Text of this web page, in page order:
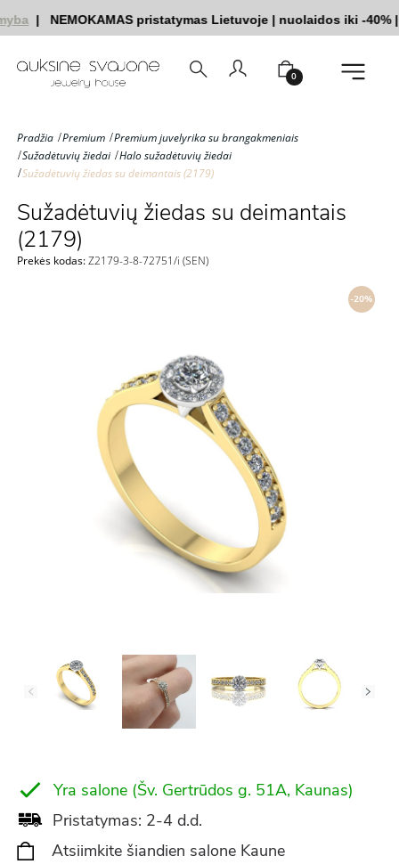
| NEMOKAMAS pristatymas Lietuvoje| nuolaidos iki -40%| |
0
Pradžia Premium
Premium juvelyrika su brangakmeniais
Sužadėtuvių žiedai
Halo sužadėtuvių žiedai
Sužadėtuvių žiedas su deimantais (2179)
Sužadėtuvių žiedas su deimantais
(2179)
Prekės kodas:Z2179-3-8-72751/i (SEN)
-20%
Yra salone (Šv. Gertrūdos g. 51A, Kaunas)
Pristatymas: 2-4 d.d.
Atsiimkite šiandien salone Kaune